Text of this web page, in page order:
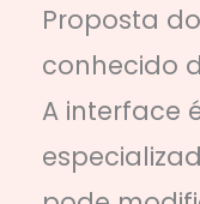
Proposta
conhecido
A interface